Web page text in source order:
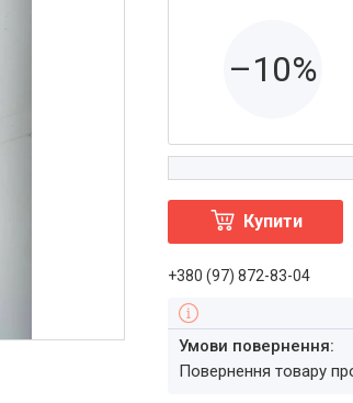
–10%
Купити
+380 (97) 872-83-04
повернення товару